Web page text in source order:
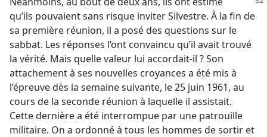
qu’ils pouvaient sans risque inviter Silvestre. À la fin de
sa première réunion, il a posé des questions sur le
sabbat. Les réponses l’ont convaincu qu’il avait trouvé
la vérité. Mais quelle valeur lui accordait-​il ? Son
attachement à ses nouvelles croyances a été mis à
l’épreuve dès la semaine suivante, le 25 juin 1961, au
cours de la seconde réunion à laquelle il assistait.
Cette dernière a été interrompue par une patrouille
militaire. On a ordonné à tous les hommes de sortir et